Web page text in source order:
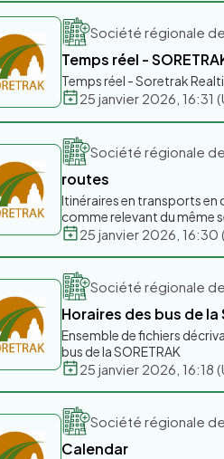
Société régionale
Temps réel -
Temps réel - Soretrak
25 janvier 2026,
Société régionale
routes
Itinéraires en transports en
comme relevant du même
25 janvier 2026,
Société régionale
Horaires des bus de la
Ensemble de fichiers
bus de la SORETRAK
25 janvier 2026,
Société régionale
Calendar